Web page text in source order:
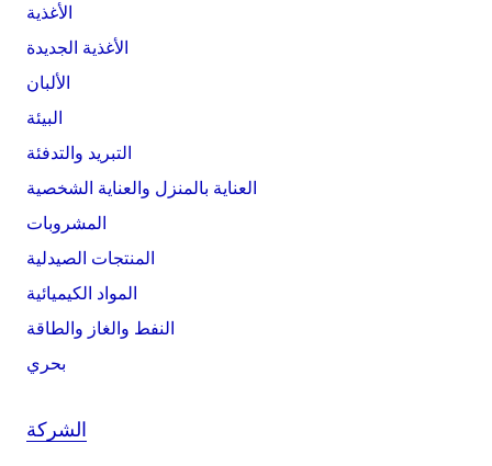
الأغذية
الأغذية الجديدة
الألبان
البيئة
التبريد والتدفئة
العناية بالمنزل والعناية الشخصية
المشروبات
المنتجات الصيدلية
المواد الكيميائية
النفط والغاز والطاقة
بحري
الشركة